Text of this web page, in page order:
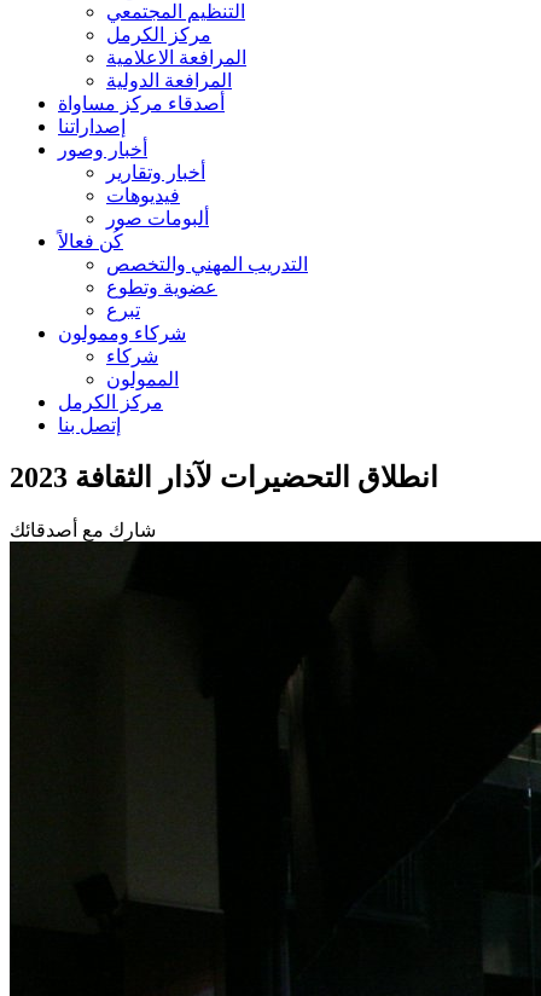
التنظيم المجتمعي
مركز الكرمل
المرافعة الاعلامية
المرافعة الدولية
أصدقاء مركز مساواة
إصداراتنا
أخبار وصور
أخبار وتقارير
فيديوهات
ألبومات صور
كُن فعالاً
التدريب المهني والتخصص
عضوية وتطوع
تبرع
شركاء وممولون
شركاء
الممولون
مركز الكرمل
إتصل بنا
انطلاق التحضيرات لآذار الثقافة 2023
شارك مع أصدقائك